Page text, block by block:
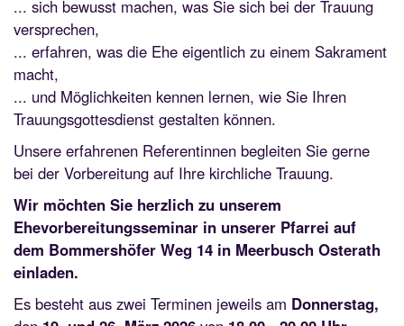
... sich bewusst machen, was Sie sich bei der Trauung
versprechen,
... erfahren, was die Ehe eigentlich zu einem Sakrament
macht,
... und Möglichkeiten kennen lernen, wie Sie Ihren
Trauungsgottesdienst gestalten können.
Unsere erfahrenen Referentinnen begleiten Sie gerne
bei der Vorbereitung auf Ihre kirchliche Trauung.
Wir möchten Sie herzlich zu unserem
Ehevorbereitungsseminar in unserer Pfarrei auf
dem Bommershöfer Weg 14 in Meerbusch Osterath
einladen.
Es besteht aus zwei Terminen jeweils am Donnerstag,